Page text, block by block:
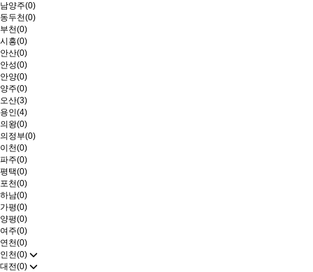
남양주(0)
동두천(0)
부천(0)
시흥(0)
안산(0)
안성(0)
안양(0)
양주(0)
오산(3)
용인(4)
의왕(0)
의정부(0)
이천(0)
파주(0)
평택(0)
포천(0)
하남(0)
가평(0)
양평(0)
여주(0)
연천(0)
인천(0)
대전(0)